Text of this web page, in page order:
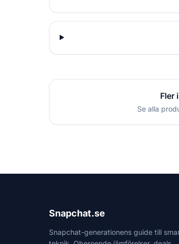
Fler
Se alla
Snapchat.se
Snapchat-generationens guide till